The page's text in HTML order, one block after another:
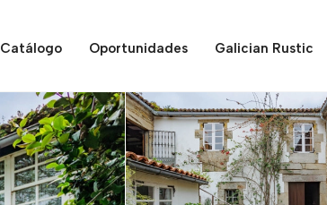
Catálogo Oportunidades Galician Rustic